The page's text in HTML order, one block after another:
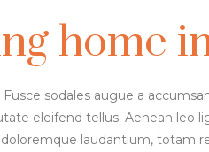
home
sodales augue a
eleifend tellus. Aenean leo
laudantium, totam